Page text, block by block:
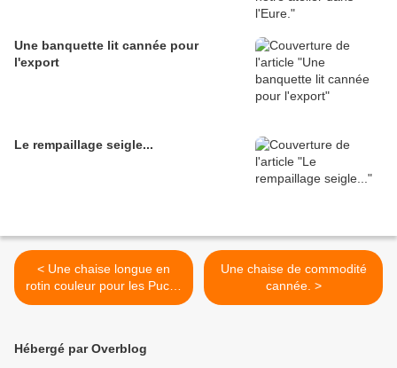
Une banquette lit cannée pour
l'export
Le rempaillage seigle...
< Une chaise longue en
rotin couleur pour les Puces
de Paris
Une chaise de commodité
cannée. >
Hébergé par Overblog